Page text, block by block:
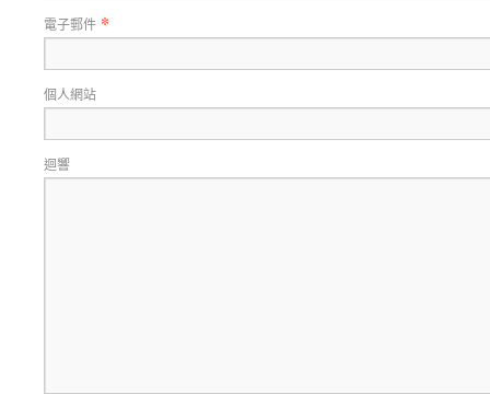
電子郵件 *
個人網站
迴響